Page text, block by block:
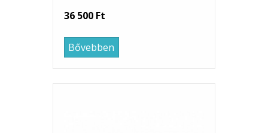
36 500 Ft
Bővebben